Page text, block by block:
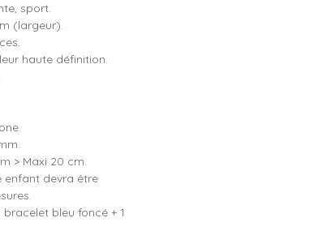
sport.
(largeur).
haute définition.
> Maxi 20 cm.
enfant devra être
bracelet bleu foncé + 1